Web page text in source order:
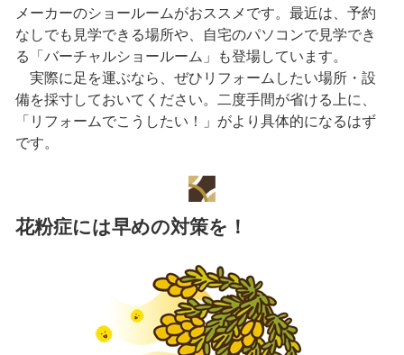
メーカーのショールームがおススメです。最近は、予約
なしでも見学できる場所や、自宅のパソコンで見学でき
る「バーチャルショールーム」も登場しています。
実際に足を運ぶなら、ぜひリフォームしたい場所・設
備を採寸しておいてください。二度手間が省ける上に、
「リフォームでこうしたい！」がより具体的になるはず
です。
花粉症には早めの対策を！